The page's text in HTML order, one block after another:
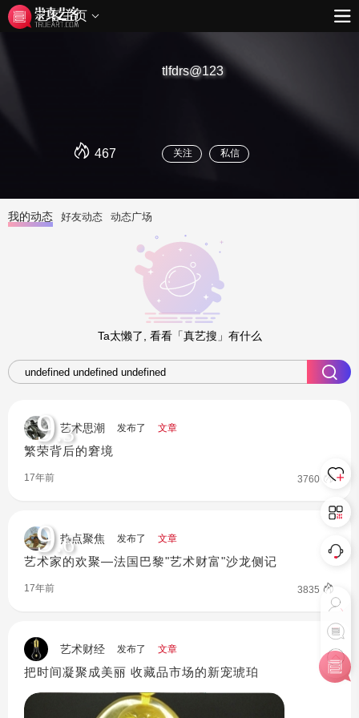
艺客主页
467
tlfdrs@123
关注 私信
我的动态 好友动态 动态广场
Ta太懒了, 看看「真艺搜」有什么
艺术思潮 发布了 文章
繁荣背后的窘境
9.3
17年前 3760
热点聚焦 发布了 文章
艺术家的欢聚—法国巴黎"艺术财富"沙龙侧记
9.6
17年前 3835
艺术财经 发布了 文章
把时间凝聚成美丽 收藏品市场的新宠琥珀